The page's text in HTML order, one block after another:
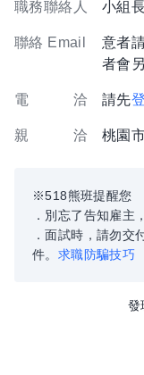
職務聯絡人 小組
聯絡 Email
意者
者會
電 洽 請先
親 洽 桃園
※518熊班提醒您
．別忘了告知雇主
．面試時，請勿交
件。 求職防騙技巧
發